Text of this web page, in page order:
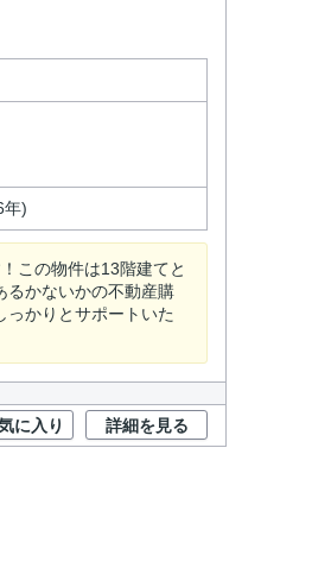
年)
この物件は13階建てと
るかないかの不動産購
っかりとサポートいた
に入り 詳細を見る